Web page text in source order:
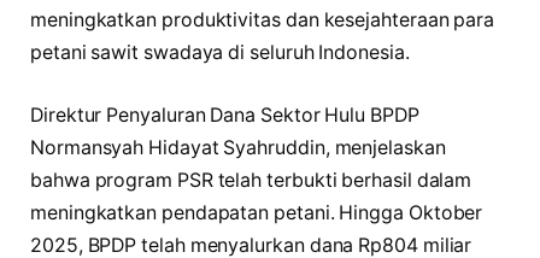
meningkatkan produktivitas dan kesejahteraan para
petani sawit swadaya di seluruh Indonesia.
Direktur Penyaluran Dana Sektor Hulu BPDP
Normansyah Hidayat Syahruddin, menjelaskan
bahwa program PSR telah terbukti berhasil dalam
meningkatkan pendapatan petani. Hingga Oktober
2025, BPDP telah menyalurkan dana Rp804 miliar